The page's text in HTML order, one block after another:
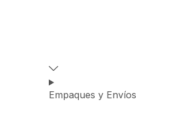
Empaques y Envíos